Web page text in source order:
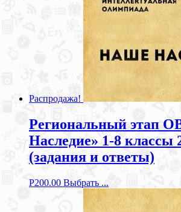
Распродажа!
Региональный этап
Наследие» 1-8 классы
(задания и ответы)
Р200.00 Выбрать ...